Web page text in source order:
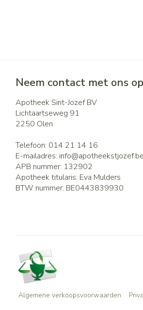
Neem contact met ons op
Apotheek Sint-Jozef BV
Lichtaartseweg 91
2250 Olen
Telefoon: 014 21 14 16
E-mailadres: info@apotheekstjozef.be
APB nummer: 132902
Apotheek titularis: Eva Mulders
BTW nummer: BE0443839930
Algemene verkoopsvoorwaarden